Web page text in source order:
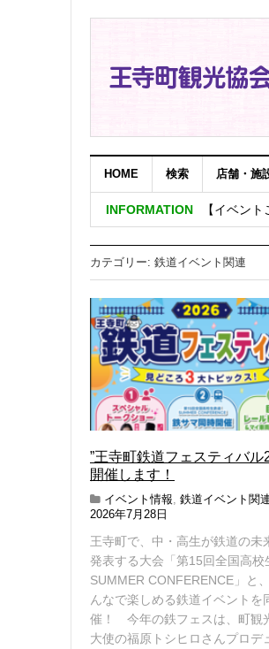
HOME 検索 店舗・施
INFORMATION
”王寺町鉄
【イベン
【イベント
『飛鳥・藤
カテゴリー: 鉄道イベント関連
”王寺町鉄道フェスティバル
開催します！
イベント情報, 鉄道イベント関
2026年7月28日
2
6
年
月
6
日
王寺町で、中・高生が鉄道の未
発表する大会「第15回全国高校
SUMMER CONFERENCE」と
んなで楽しめる鉄道イベントを
催！ 今年の鉄フェスは、町観
大使の福原トシヒロさんプロ